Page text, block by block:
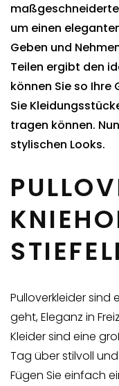
um einen
Geben und
Teilen ergibt den
können Sie so
Sie
tragen können.
stylischen Looks.
Pulloverkleider sind
geht, Eleganz in
Kleider sind eine
Tag über stilvoll
Fügen Sie einfach